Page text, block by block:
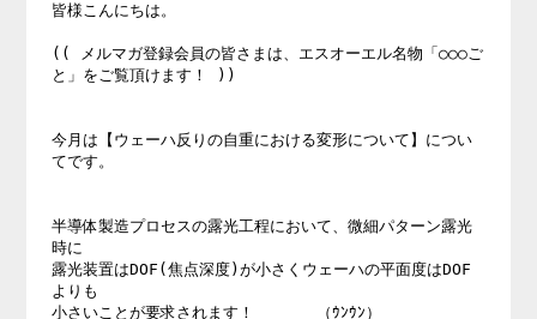
皆様こんにちは。
(( メルマガ登録会員の皆さまは、エスオーエル名物「○○○ご
と」をご覧頂けます！ ))
今月は【ウェーハ反りの自重における変形について】につい
てです。
半導体製造プロセスの露光工程において、微細パターン露光
時に
露光装置はDOF(焦点深度)が小さくウェーハの平面度はDOF
よりも
小さいことが要求されます！　　　　（ｳﾝｳﾝ）